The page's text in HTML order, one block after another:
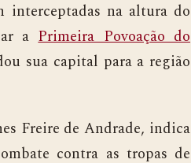
interceptadas na altura do
aPrimeira Povoação do
sua capital para a região
Freire de Andrade, indica
contra as tropas de